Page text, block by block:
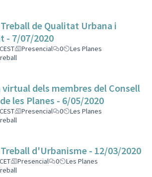
de Qualitat Urbana i
- 7/07/2020
Presencial 0
Les Planes
virtual dels membres del Consell
les Planes - 6/05/2020
Presencial 0
Les Planes
d'Urbanisme - 12/03/2020
Presencial 0
Les Planes